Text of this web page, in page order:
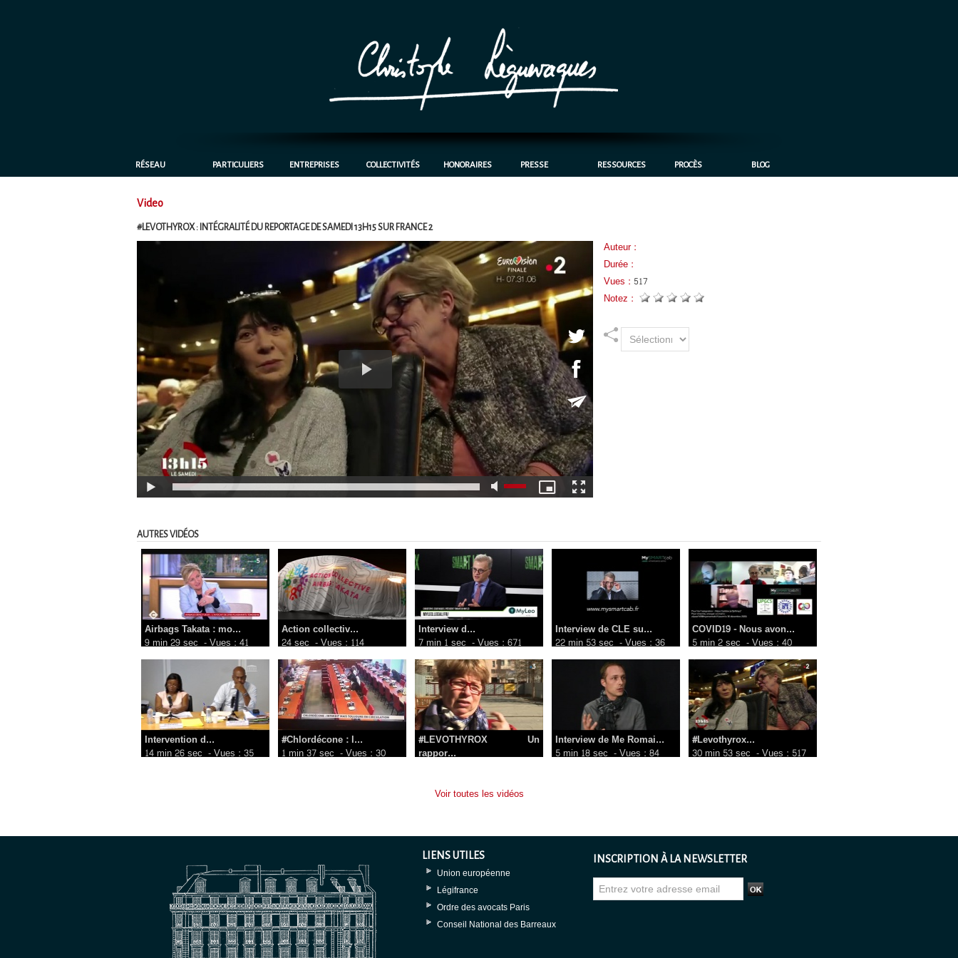
RÉSEAU PARTICULIERS ENTREPRISES COLLECTIVITÉS HONORAIRES PRESSE RESSOURCES PROCÈS BLOG
Video
#LEVOTHYROX : INTÉGRALITÉ DU REPORTAGE DE SAMEDI 13H15 SUR FRANCE 2
Auteur :
Durée :
Vues : 517
Notez :
AUTRES VIDÉOS
Airbags Takata : mo...
9 min 29 sec- Vues : 41
Action collectiv...
24 sec- Vues : 114
Interview d...
7 min 1 sec- Vues : 671
Interview de CLE su...
22 min 53 sec- Vues : 36
COVID19 - Nous avon...
5 min 2 sec- Vues : 40
Intervention d...
14 min 26 sec- Vues : 35
#Chlordécone : l...
1 min 37 sec- Vues : 30
#LEVOTHYROX Un
rappor...
Interview de Me Romai...
5 min 18 sec- Vues : 84
#Levothyrox...
30 min 53 sec- Vues : 517
Voir toutes les vidéos
LIENS UTILES
Union européenne
Légifrance
Ordre des avocats Paris
Conseil National des Barreaux
INSCRIPTION À LA NEWSLETTER